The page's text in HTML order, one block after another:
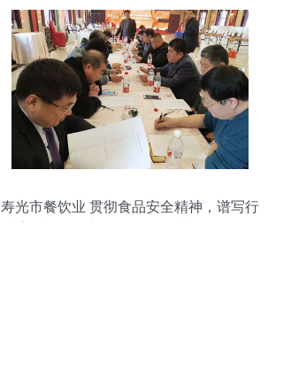
寿光市餐饮业 贯彻食品安全精神，谱写行